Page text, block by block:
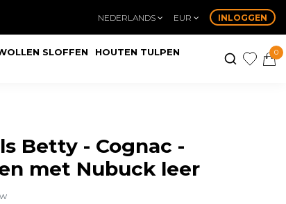
NEDERLANDS EUR INLOGGEN
SLOFFEN
HOUTEN TULPEN
0
Betty - Cognac -
met Nubuck leer